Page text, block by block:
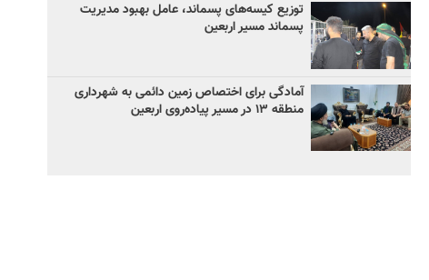
توزیع کیسه‌های پسماند، عامل بهبود مدیریت
پسماند مسیر اربعین
آمادگی برای اختصاص زمین دائمی به شهرداری
منطقه ۱۳ در مسیر پیاده‌روی اربعین